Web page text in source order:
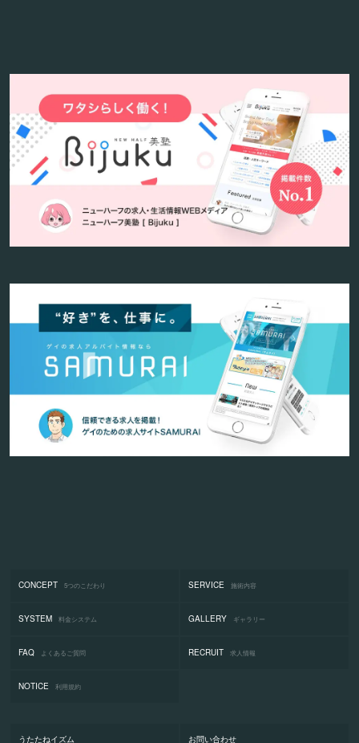
CONCEPT 5つのこだわり SERVICE 施術内容
SYSTEM 料金システム GALLERY ギャラリー
FAQ よくあるご質問 RECRUIT 求人情報
NOTICE 利用規約
うたたねイズム お問い合わせ